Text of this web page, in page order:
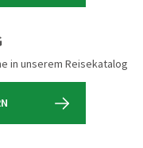
in unserem Reisekatalog